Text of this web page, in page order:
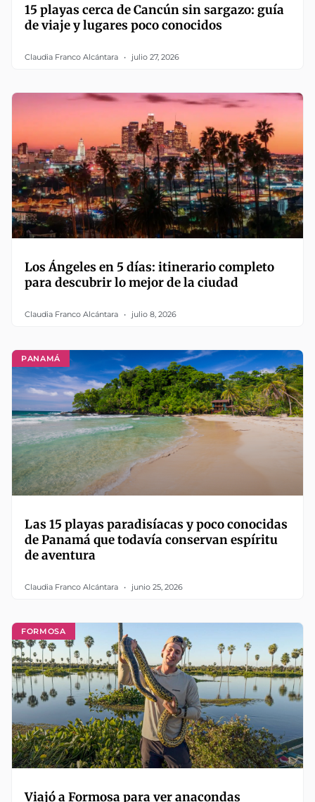
15 playas cerca de Cancún sin sargazo: guía
de viaje y lugares poco conocidos
Claudia Franco Alcántara julio 27, 2026
Los Ángeles en 5 días: itinerario completo
para descubrir lo mejor de la ciudad
Claudia Franco Alcántara julio 8, 2026
PANAMÁ
Las 15 playas paradisíacas y poco conocidas
de Panamá que todavía conservan espíritu
de aventura
Claudia Franco Alcántara junio 25, 2026
FORMOSA
Viajó a Formosa para ver anacondas